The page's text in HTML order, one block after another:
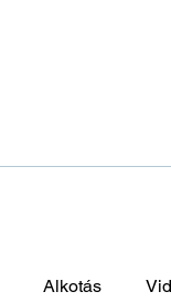
Alkotás